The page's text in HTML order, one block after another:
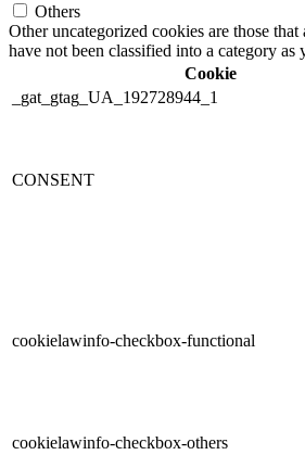
Others
Other uncategorized cookies are those that
have not been classified into a category as
Cookie
_gat_gtag_UA_192728944_1
CONSENT
cookielawinfo-checkbox-functional
cookielawinfo-checkbox-others